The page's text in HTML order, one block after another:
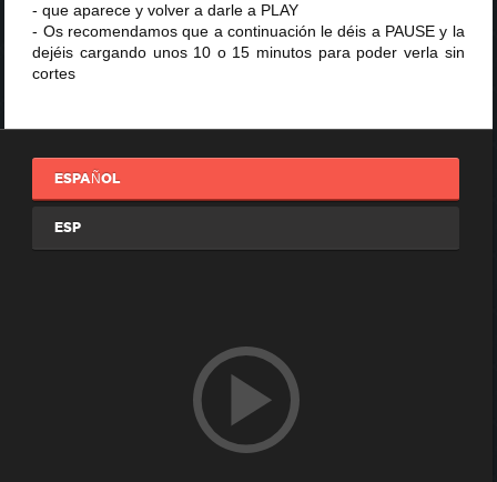
- que aparece y volver a darle a PLAY
- Os recomendamos que a continuación le déis a PAUSE y la
dejéis cargando unos 10 o 15 minutos para poder verla sin
cortes
ESPAÑOL
ESP